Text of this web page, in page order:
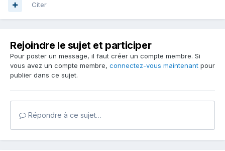
Citer
Rejoindre le sujet et participer
Pour poster un message, il faut créer un compte membre. Si
vous avez un compte membre, connectez-vous maintenant pour
publier dans ce sujet.
Répondre à ce sujet…